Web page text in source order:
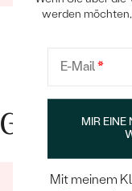
Gute
werden
E-Mail*
MIR
Mit meinem